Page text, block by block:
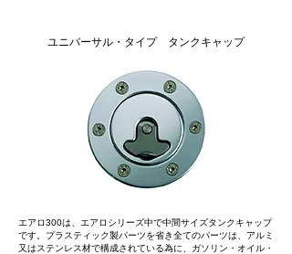
ユニバーサル・タイプ タンクキャップ
エアロ300は、エアロシリーズ中で中間サイズタンクキャップ
です。プラスティック製パーツを省き全てのパーツは、アルミ
又はステンレス材で構成されている為に、ガソリン・オイル・